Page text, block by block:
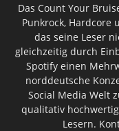
Das Count Your
Punkrock, Hardcore
das seine Leser
gleichzeitig durch
Spotify einen
norddeutsche
Social Media Welt
qualitativ
Lesern.